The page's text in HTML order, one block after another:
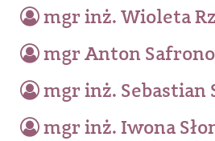
mgr inż. Wioleta
mgr Anton
mgr inż. Sebastian
mgr inż. Iwona